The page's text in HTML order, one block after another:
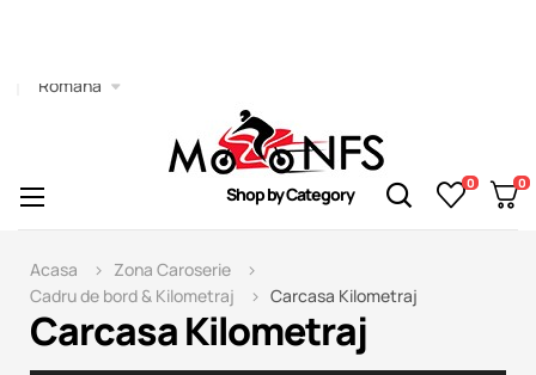
Shop by Category 0 0
Toggle
navigation
☰
Română
Carcasa Kilometraj
Acasa
Zona Caroserie
Cadru de bord & Kilometraj
Carcasa Kilometraj